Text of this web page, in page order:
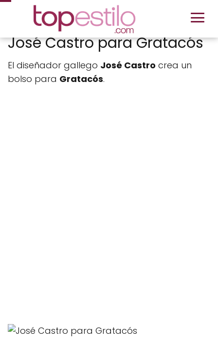
José Castro para Gratacós
El diseñador gallego José Castro crea un
bolso para Gratacós.